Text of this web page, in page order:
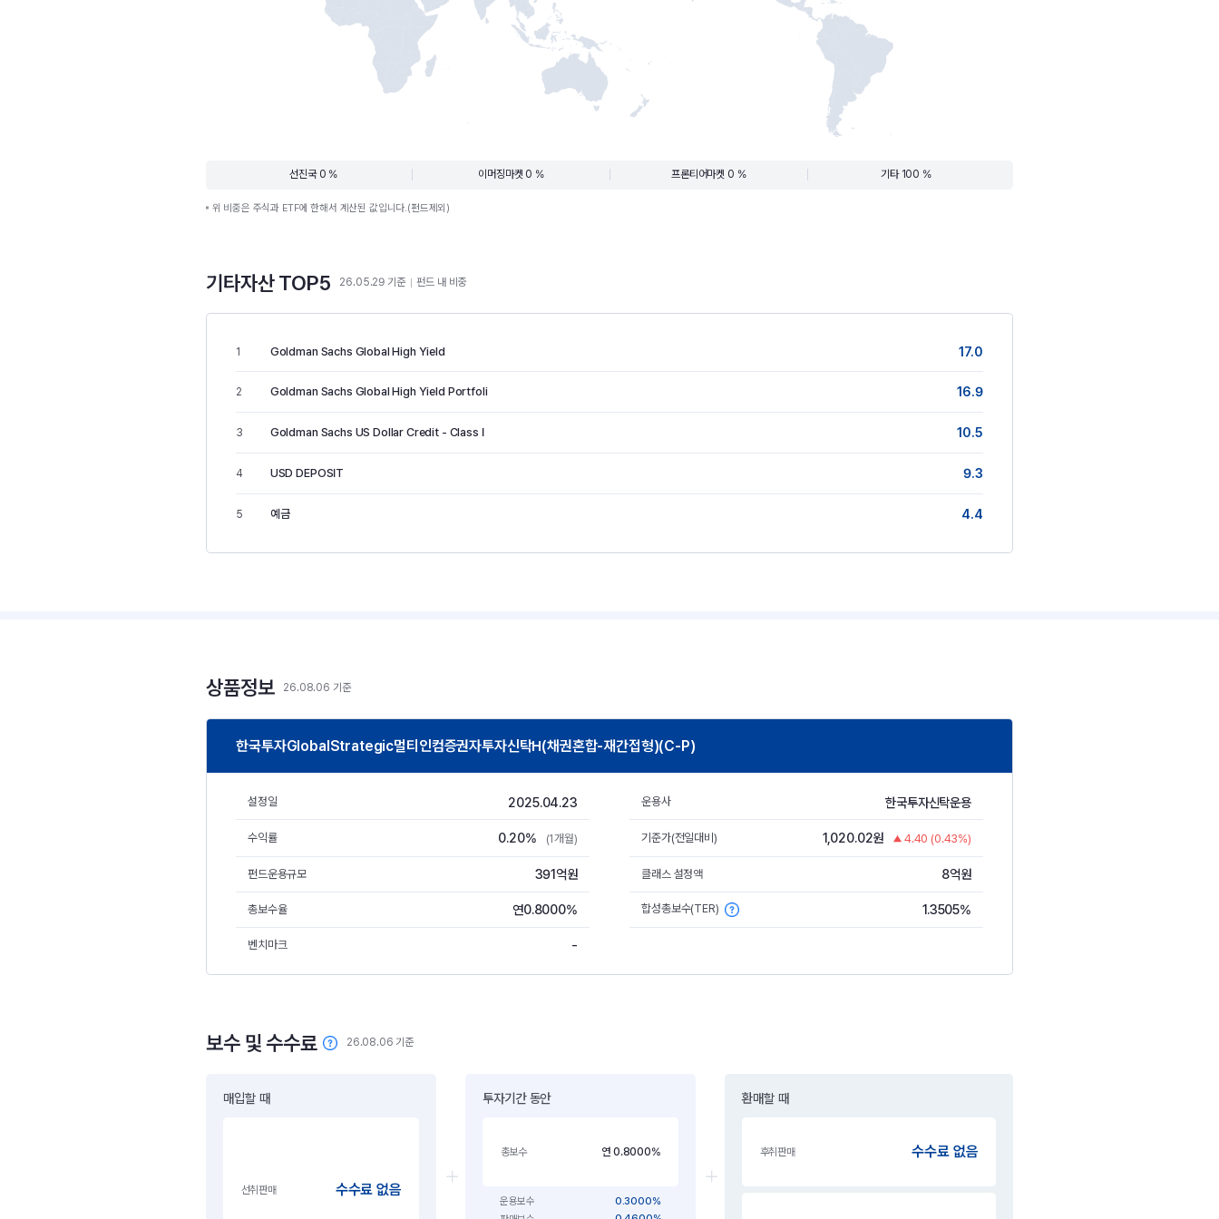
선진국 0 % 이머징마켓 0 % 프론티어마켓 0 % 기타 100 %
위 비중은 주식과 ETF에 한해서 계산된 값입니다.(펀드제외)
기타자산 TOP5 26.05.29 기준 펀드 내 비중
1 Goldman Sachs Global High Yield 17.0
2 Goldman Sachs Global High Yield Portfoli 16.9
3 Goldman Sachs US Dollar Credit - Class I 10.5
4 USD DEPOSIT 9.3
5 예금 4.4
상품정보 26.08.06 기준
한국투자GlobalStrategic멀티인컴증권자투자신탁H(채권혼합-재간접형)(C-P)
설정일 2025.04.23 운용사 한국투자신탁운용
수익률 0.20% (1개월) 기준가(전일대비) 1,020.02원 4.40 (0.43%)
펀드운용규모 391억원 클래스 설정액 8억원
총보수율 연0.8000% 합성총보수(TER) 1.3505%
벤치마크 -
보수 및 수수료 26.08.06 기준
매입할 때
선취판매 수수료 없음
투자기간 동안
총보수 연 0.8000%
운용보수
0.3000%
환매할 때
후취판매 수수료 없음